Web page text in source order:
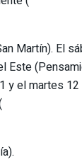
Martín). El
Este
y el martes